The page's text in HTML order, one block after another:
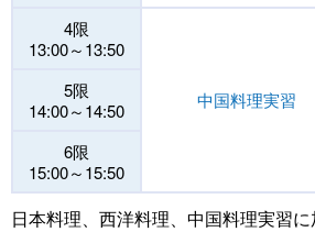
4限
13:00～13:50
中国料理実習
5限
14:00～14:50
6限
15:00～15:50
日本料理、西洋料理、中国料理実習